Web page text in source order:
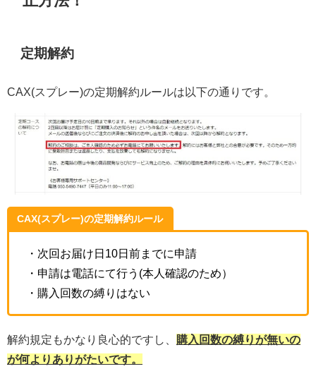
定期解約
CAX(スプレー)の定期解約ルールは以下の通りです。
CAX(スプレー)の定期解約ルール
・次回お届け日10日前までに申請
・申請は電話にて行う(本人確認のため）
・購入回数の縛りはない
解約規定もかなり良心的ですし、 購入回数の縛りが無いの
が何よりありがたいです。